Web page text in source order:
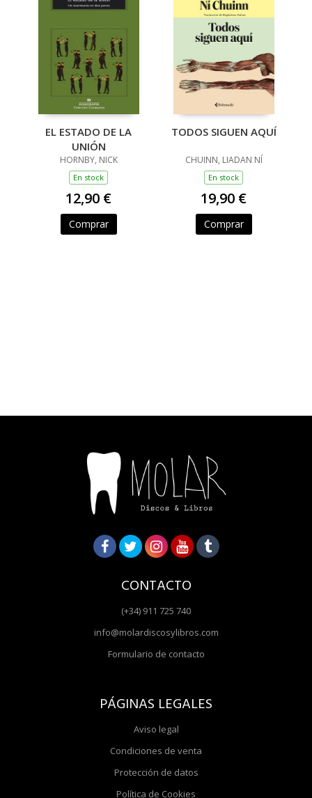
EL ESTADO DE LA
UNIÓN
HORNBY, NICK
En stock
12,90 €
Comprar
TODOS SIGUEN AQUÍ
CHUINN, LIADAN NÍ
En stock
19,90 €
Comprar
CONTACTO
(+34) 911 725 740
info@molardiscosylibros.com
Formulario de contacto
PÁGINAS LEGALES
Aviso legal
Condiciones de venta
Protección de datos
Política de Cookies